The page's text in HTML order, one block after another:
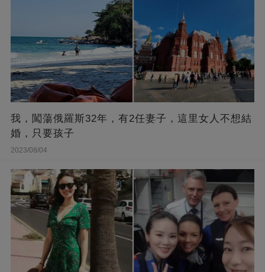
我，闖蕩俄羅斯32年，有2任妻子，這里女人不想結
婚，只要孩子
2023/08/04